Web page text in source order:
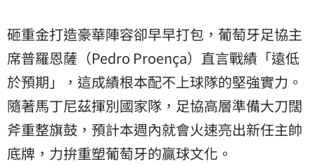
砸重金打造豪華陣容卻早早打包，葡萄牙足協主
席普羅恩薩（Pedro Proença）直言戰績「遠低
於預期」，這成績根本配不上球隊的堅強實力。
隨著馬丁尼茲揮別國家隊，足協高層準備大刀闊
斧重整旗鼓，預計本週內就會火速亮出新任主帥
底牌，力拚重塑葡萄牙的贏球文化。